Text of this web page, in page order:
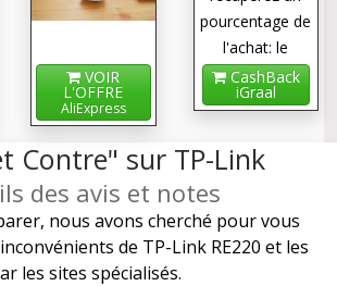
VOIR
L'OFFRE
AliExpress
pourcentage de
l'achat: le
cashback !
CashBack
iGraal
Contre" sur TP-Link
des avis et notes
nous avons cherché pour vous
de TP-Link RE220 et les
les sites spécialisés.